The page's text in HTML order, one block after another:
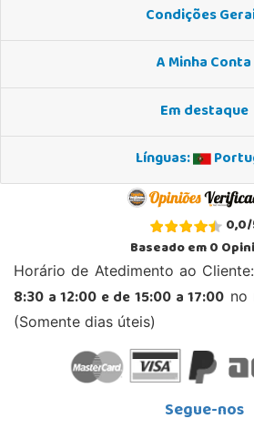
Condições
A Minha Conta
Em destaque
Línguas:
0,0/
Baseado em0
Horário de Atedimento ao Cliente:
8:30 a 12:00 e de 15:00 a 17:00 no
(Somente dias úteis)
Segue-nos